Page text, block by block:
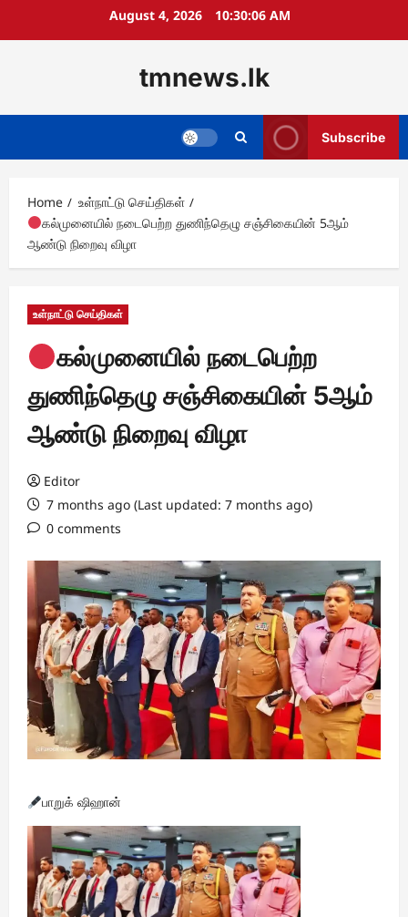
August 4, 2026 10:30:08 AM
tmnews.lk
Subscribe
Home
உள்நாட்டு செய்திகள்
கல்முனையில் நடைபெற்ற துணிந்தெழு சஞ்சிகையின் 5ஆம்
ஆண்டு நிறைவு விழா
உள்நாட்டு செய்திகள்
கல்முனையில் நடைபெற்ற
துணிந்தெழு சஞ்சிகையின் 5ஆம்
ஆண்டு நிறைவு விழா
Editor
7 months ago (Last updated: 7 months ago)
0 comments
பாறுக் ஷிஹான்